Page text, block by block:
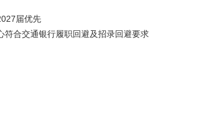
届优先
合交通银行履职回避及招录回避要求